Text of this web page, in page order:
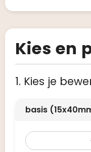
Kies en
1. Kies je
basis